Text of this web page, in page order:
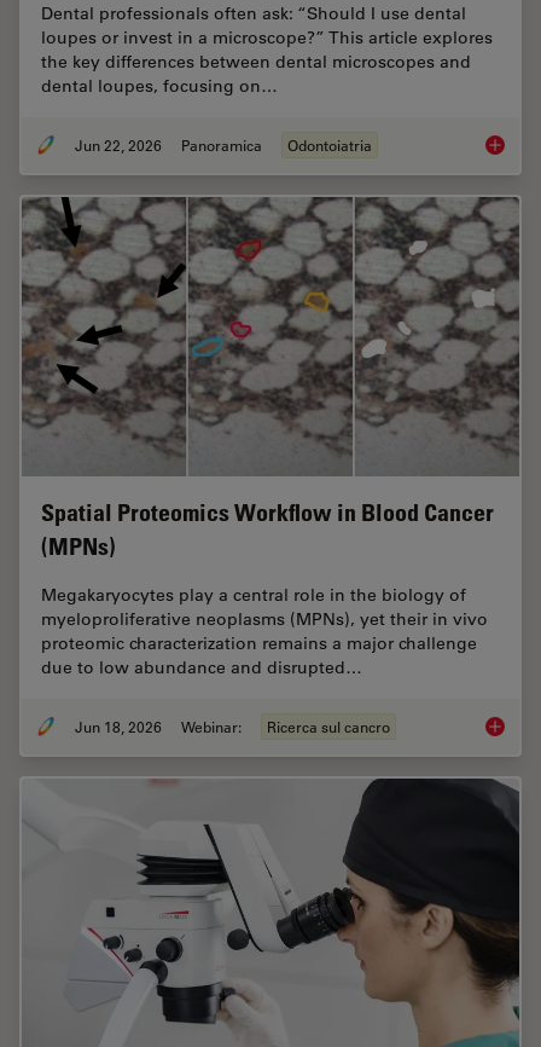
Dental professionals often ask: “Should I use dental
loupes or invest in a microscope?” This article explores
the key differences between dental microscopes and
dental loupes, focusing on…
Jun 22, 2026 Panoramica Odontoiatria Dental
Spatial Proteomics Workflow in Blood Cancer
(MPNs)
Megakaryocytes play a central role in the biology of
myeloproliferative neoplasms (MPNs), yet their in vivo
proteomic characterization remains a major challenge
due to low abundance and disrupted…
Jun 18, 2026 Webinar: Ricerca sul cancro Spatial